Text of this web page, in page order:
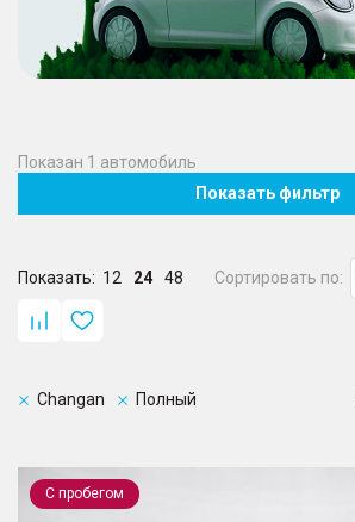
Показан 1 автомобиль
Показать фильтр
Показать: 12 24 48 Сортировать по:
Changan Полный
С пробегом
UNI-K